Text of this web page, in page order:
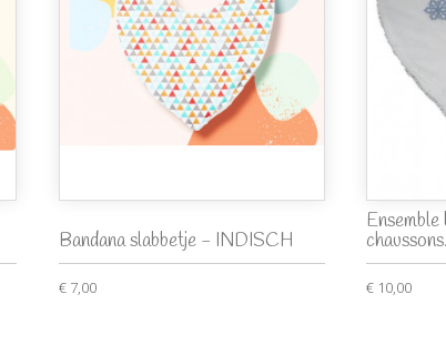
Bandana slabbetje - INDISCH
€ 7,00 € 10,00